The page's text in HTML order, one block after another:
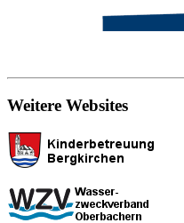
Weitere Websites